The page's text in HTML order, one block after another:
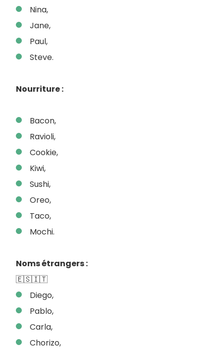
Nina,
Jane,
Paul,
Steve.
Nourriture :
Bacon,
Ravioli,
Cookie,
Kiwi,
Sushi,
Oreo,
Taco,
Mochi.
Noms étrangers :
🇪🇸🇮🇹
Diego,
Pablo,
Carla,
Chorizo,